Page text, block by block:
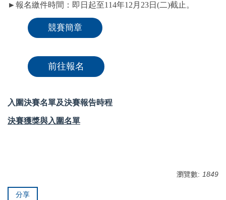
►報名繳件時間：即日起至114年12月23日(二)截止。
競賽簡章
前往報名
入圍決賽名單及決賽報告時程
決賽獲獎與入圍名單
瀏覽數: 1849
分享